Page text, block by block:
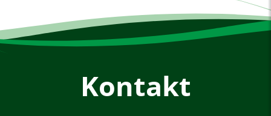
Kontakt